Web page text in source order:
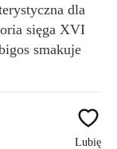
dla
sięga XVI
smakuje
Lubię